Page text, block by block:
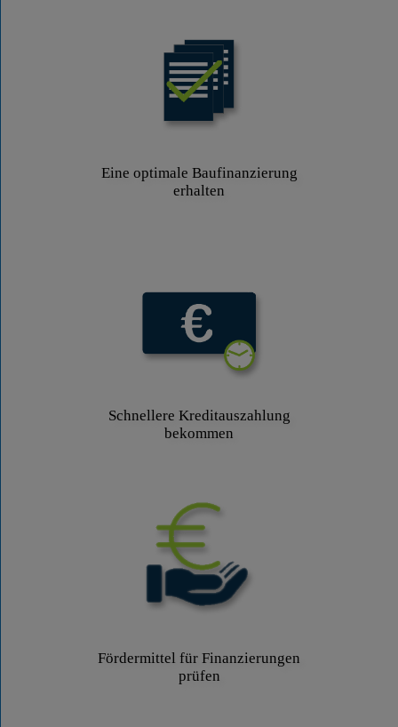
Eine optimale Baufinanzierung
erhalten
Schnellere Kreditauszahlung
bekommen
Fördermittel für Finanzierungen
prüfen